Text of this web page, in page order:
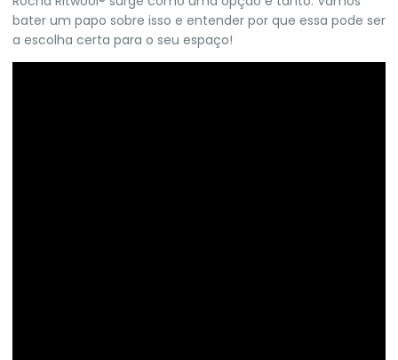
bater um papo sobre isso e entender por que essa pode ser
a escolha certa para o seu espaço!